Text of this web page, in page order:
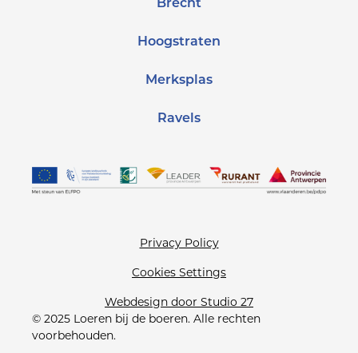
Brecht
Hoogstraten
Merksplas
Ravels
© 2025 Loeren bij de boeren. Alle rechten
voorbehouden.
Privacy Policy
Cookies Settings
Webdesign door Studio 27